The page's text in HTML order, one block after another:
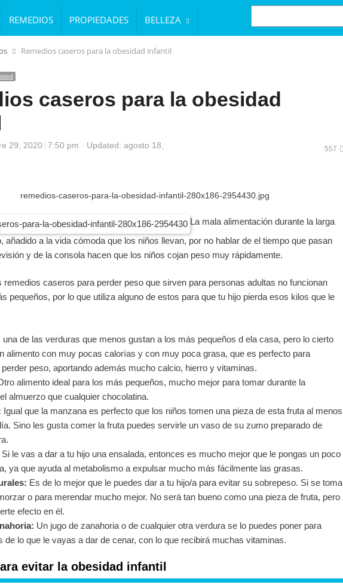
REMEDIOS PROPIEDADES BELLEZA
BUSCAR
Remedios caseros para la obesidad infantil
caseros para la obesidad
29, 2020 7:50 pm
Updated: agosto 18,
557
La mala alimentación durante la larga
añadido a la vida cómoda que los niños llevan, por no hablar de el tiempo que pasan
y de la consola hacen que los niños cojan peso muy rápidamente.
remedios caseros para perder peso que sirven para personas adultas no funcionan
pequeños, por lo que utiliza alguno de estos para que tu hijo pierda esos kilos que le
una de las verduras que menos gustan a los más pequeños d ela casa, pero lo cierto
alimento con muy pocas calorías y con muy poca grasa, que es perfecto para
peso, aportando además mucho calcio, hierro y vitaminas.
alimento ideal para los más pequeños, mucho mejor para tomar durante la
almuerzo que cualquier chocolatina.
Igual que la manzana es perfecto que los niños tomen una pieza de esta fruta al menos
Sino les gusta comer la fruta puedes servirle un vaso de su zumo preparado de
Si le vas a dar a tu hijo una ensalada, entonces es mucho mejor que le pongas un poco
ya que ayuda al metabolismo a expulsar mucho más fácilmente las grasas.
Es de lo mejor que le puedes dar a tu hijo/a para evitar su sobrepeso. Si se toma
o para merendar mucho mejor. No será tan bueno como una pieza de fruta, pero
efecto en él.
Un jugo de zanahoria o de cualquier otra verdura se lo puedes poner para
de lo que le vayas a dar de cenar, con lo que recibirá muchas vitaminas.
evitar la obesidad infantil